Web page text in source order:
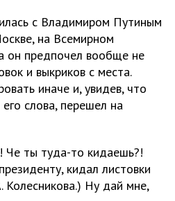
с Владимиром Путиным
на Всемирном
он предпочел вообще не
и выкриков с места.
иначе и, увидев, что
слова, перешел на
Че ты туда-то кидаешь?!
кидал листовки
Колесникова.) Ну дай мне,